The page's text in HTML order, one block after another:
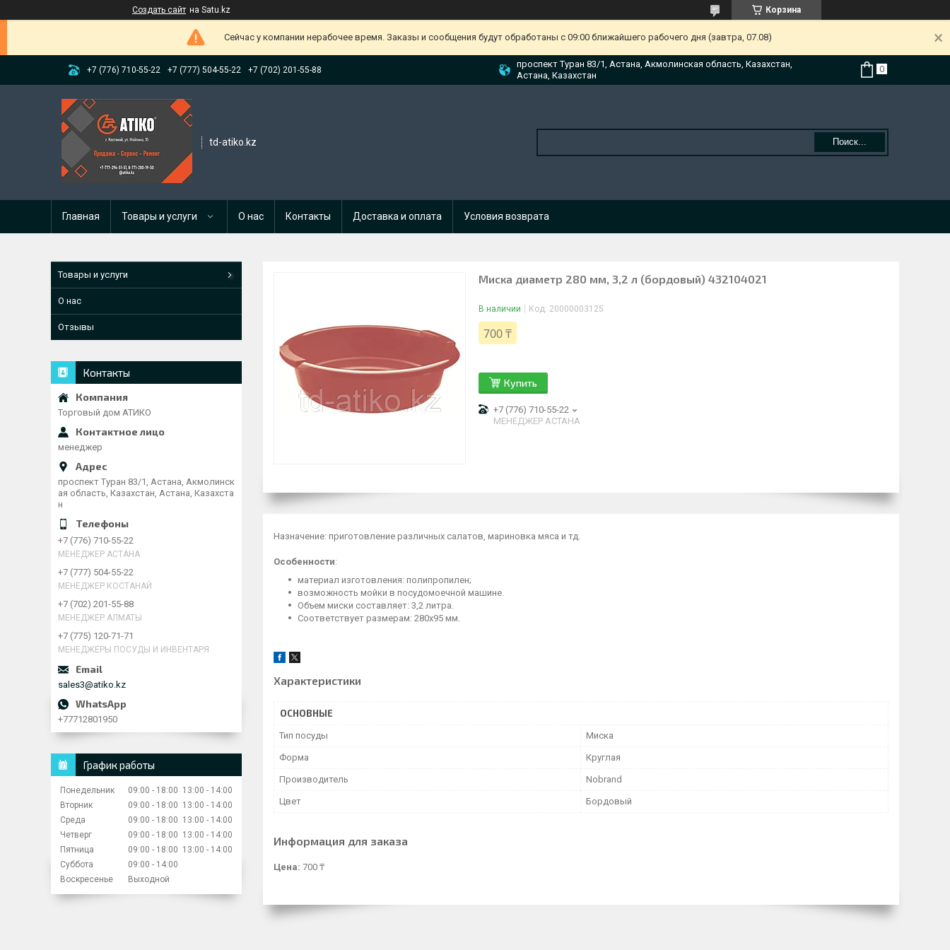
Создать сайт на Satu.kz Корзина
Сейчас у компании нерабочее время. Заказы и сообщения будут обработаны с 09:00 ближайшего рабочего дня (завтра, 07.08)
+7 (776) 710-55-22 +7 (777) 504-55-22 +7 (702) 201-55-88
проспект Туран 83/1, Астана, Акмолинская область, Казахстан,
Астана, Казахстан
td-atiko.kz Поиск...
Главная Товары и услуги О нас Контакты Доставка и оплата Условия возврата
Миска диаметр 280 мм, 3,2 л (бордовый) 432104021
В наличии Код: 20000003125
700 ₸
Купить
+7 (776) 710-55-22
МЕНЕДЖЕР АСТАНА
Назначение: приготовление различных салатов, мариновка мяса и тд.
Особенности:
материал изготовления: полипропилен;
возможность мойки в посудомоечной машине.
Объем миски составляет: 3,2 литра.
Соответствует размерам: 280х95 мм.
Характеристики
ОСНОВНЫЕ
Тип посуды Миска
Форма Круглая
Производитель Nobrand
Цвет Бордовый
Информация для заказа
Цена: 700 ₸
Товары и услуги
О нас
Отзывы
Контакты
Торговый дом АТИКО
менеджер
проспект Туран 83/1, Астана, Акмолинск
ая область, Казахстан, Астана, Казахста
н
+7 (776) 710-55-22
МЕНЕДЖЕР АСТАНА
+7 (777) 504-55-22
МЕНЕДЖЕР КОСТАНАЙ
+7 (702) 201-55-88
МЕНЕДЖЕР АЛМАТЫ
+7 (775) 120-71-71
МЕНЕДЖЕРЫ ПОСУДЫ И ИНВЕНТАРЯ
sales3@atiko.kz
+77712801950
График работы
Понедельник 09:00 18:00 13:00
14:00
Вторник
09:00 18:00 13:00
14:00
Среда
09:00 18:00 13:00
14:00
Четверг
09:00 18:00 13:00
14:00
Пятница
09:00 18:00 13:00
14:00
Суббота
09:00
14:00
Воскресенье
Выходной